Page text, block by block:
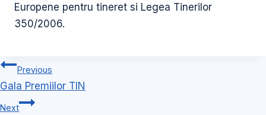
Europene pentru tineret si Legea Tinerilor
350/2006.
Navigare
în
articole
Previous
Gala Premiilor TIN
Next